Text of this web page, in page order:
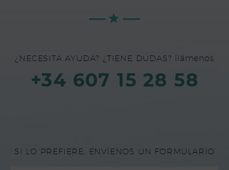
¿NECESITA AYUDA? ¿TIENE DUDAS? llámenos
+34 607 15 28 58
SI LO PREFIERE, ENVÍENOS UN FORMULARIO